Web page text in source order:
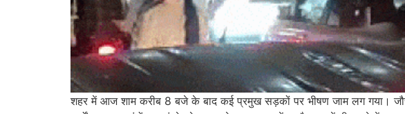
शहर में आज शाम करीब 8 बजे के बाद कई प्रमुख सड़कों पर भीषण जाम लग गया।